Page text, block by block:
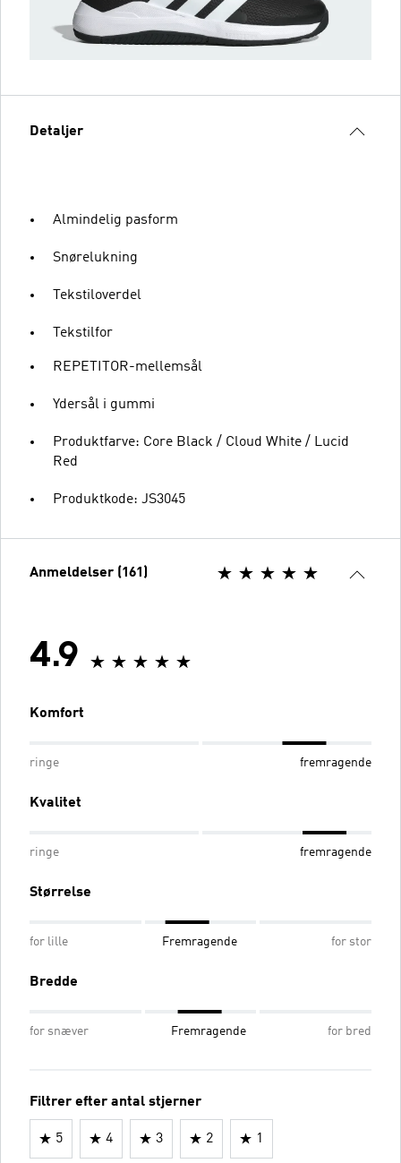
Detaljer
Almindelig pasform
Snørelukning
Tekstiloverdel
Tekstilfor
REPETITOR-mellemsål
Ydersål i gummi
Produktfarve: Core Black / Cloud White / Lucid
Red
Produktkode: JS3045
Anmeldelser (161)
4.9
Komfort
ringe fremragende
Kvalitet
ringe fremragende
Størrelse
for lille Fremragende for stor
Bredde
for snæver Fremragende for bred
Filtrer efter antal stjerner
5 4 3 2 1